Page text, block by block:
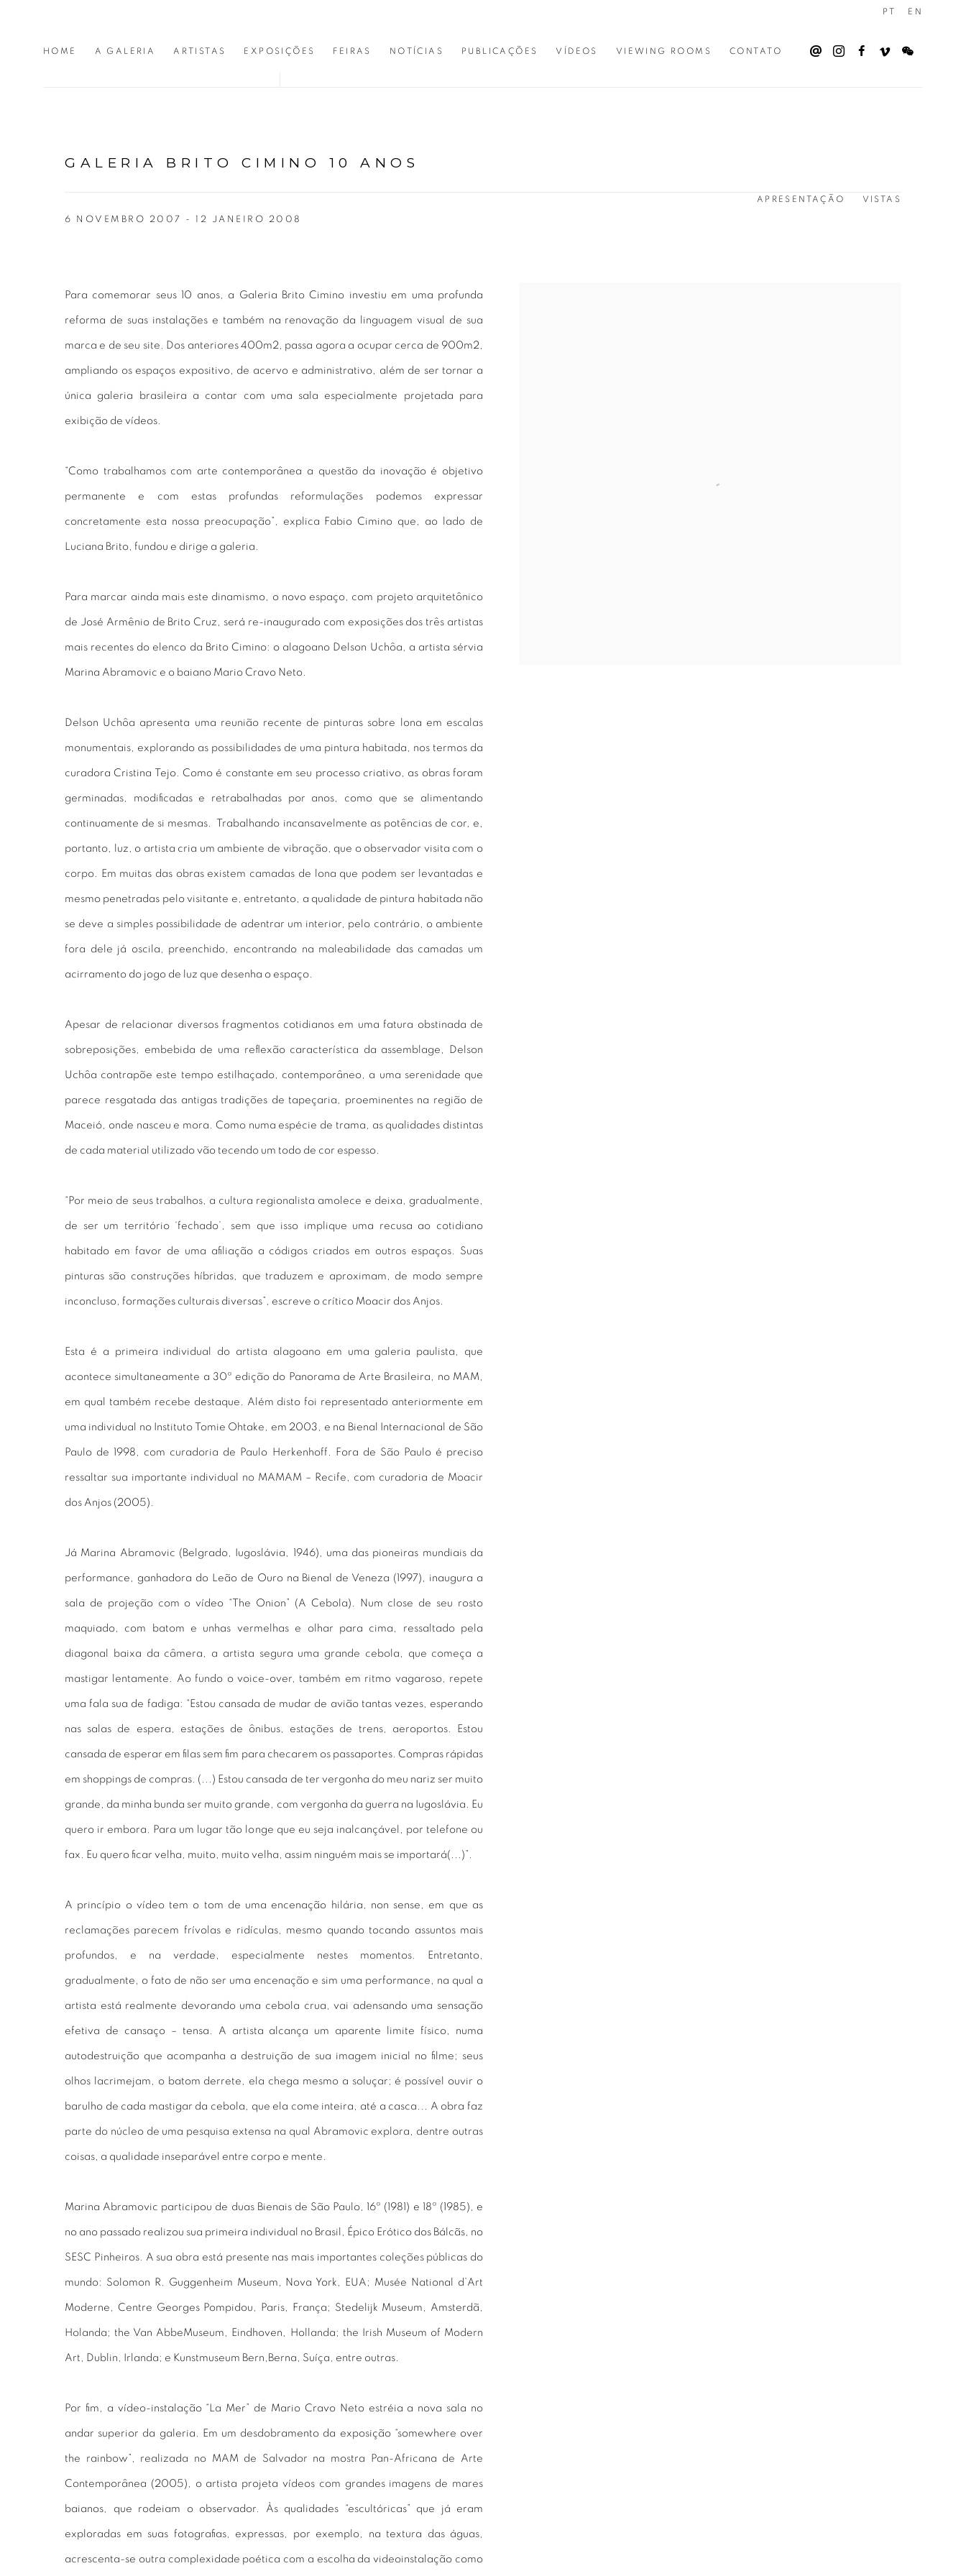
HOME A GALERIA ARTISTAS EXPOSIÇÕES FEIRAS NOTÍCIAS PUBLICAÇÕES VÍDEOS VIEWING ROOMS CONTATO
PT EN
GALERIA BRITO CIMINO 10 ANOS
6 NOVEMBRO 2007 - 12 JANEIRO 2008
APRESENTAÇÃO VISTAS
Para comemorar seus 10 anos, a Galeria Brito Cimino investiu em uma profunda
reforma de suas instalações e também na renovação da linguagem visual de sua
marca e de seu site. Dos anteriores 400m2, passa agora a ocupar cerca de 900m2,
ampliando os espaços expositivo, de acervo e administrativo, além de ser tornar a
única galeria brasileira a contar com uma sala especialmente projetada para
exibição de vídeos.
“Como trabalhamos com arte contemporânea a questão da inovação é objetivo
permanente e com estas profundas reformulações podemos expressar
concretamente esta nossa preocupação”, explica Fabio Cimino que, ao lado de
Luciana Brito, fundou e dirige a galeria.
Para marcar ainda mais este dinamismo, o novo espaço, com projeto arquitetônico
de José Armênio de Brito Cruz, será re-inaugurado com exposições dos três artistas
mais recentes do elenco da Brito Cimino: o alagoano Delson Uchôa, a artista sérvia
Marina Abramovic e o baiano Mario Cravo Neto.
Delson Uchôa apresenta uma reunião recente de pinturas sobre lona em escalas
monumentais, explorando as possibilidades de uma pintura habitada, nos termos da
curadora Cristina Tejo. Como é constante em seu processo criativo, as obras foram
germinadas, modificadas e retrabalhadas por anos, como que se alimentando
continuamente de si mesmas. Trabalhando incansavelmente as potências de cor, e,
portanto, luz, o artista cria um ambiente de vibração, que o observador visita com o
corpo. Em muitas das obras existem camadas de lona que podem ser levantadas e
mesmo penetradas pelo visitante e, entretanto, a qualidade de pintura habitada não
se deve a simples possibilidade de adentrar um interior, pelo contrário, o ambiente
fora dele já oscila, preenchido, encontrando na maleabilidade das camadas um
acirramento do jogo de luz que desenha o espaço.
Apesar de relacionar diversos fragmentos cotidianos em uma fatura obstinada de
sobreposições, embebida de uma reflexão característica da assemblage, Delson
Uchôa contrapõe este tempo estilhaçado, contemporâneo, a uma serenidade que
parece resgatada das antigas tradições de tapeçaria, proeminentes na região de
Maceió, onde nasceu e mora. Como numa espécie de trama, as qualidades distintas
de cada material utilizado vão tecendo um todo de cor espesso.
“Por meio de seus trabalhos, a cultura regionalista amolece e deixa, gradualmente,
de ser um território ‘fechado’, sem que isso implique uma recusa ao cotidiano
habitado em favor de uma afiliação a códigos criados em outros espaços. Suas
pinturas são construções híbridas, que traduzem e aproximam, de modo sempre
inconcluso, formações culturais diversas”, escreve o crítico Moacir dos Anjos.
Esta é a primeira individual do artista alagoano em uma galeria paulista, que
acontece simultaneamente a 30ª edição do Panorama de Arte Brasileira, no MAM,
em qual também recebe destaque. Além disto foi representado anteriormente em
uma individual no Instituto Tomie Ohtake, em 2003, e na Bienal Internacional de São
Paulo de 1998, com curadoria de Paulo Herkenhoff. Fora de São Paulo é preciso
ressaltar sua importante individual no MAMAM – Recife, com curadoria de Moacir
dos Anjos (2005).
Já Marina Abramovic (Belgrado, Iugoslávia, 1946), uma das pioneiras mundiais da
performance, ganhadora do Leão de Ouro na Bienal de Veneza (1997), inaugura a
sala de projeção com o vídeo “The Onion” (A Cebola). Num close de seu rosto
maquiado, com batom e unhas vermelhas e olhar para cima, ressaltado pela
diagonal baixa da câmera, a artista segura uma grande cebola, que começa a
mastigar lentamente. Ao fundo o voice-over, também em ritmo vagaroso, repete
uma fala sua de fadiga: “Estou cansada de mudar de avião tantas vezes, esperando
nas salas de espera, estações de ônibus, estações de trens, aeroportos. Estou
cansada de esperar em filas sem fim para checarem os passaportes. Compras rápidas
em shoppings de compras. (...) Estou cansada de ter vergonha do meu nariz ser muito
grande, da minha bunda ser muito grande, com vergonha da guerra na Iugoslávia. Eu
quero ir embora. Para um lugar tão longe que eu seja inalcançável, por telefone ou
fax. Eu quero ficar velha, muito, muito velha, assim ninguém mais se importará(...)”.
A princípio o vídeo tem o tom de uma encenação hilária, non sense, em que as
reclamações parecem frívolas e ridículas, mesmo quando tocando assuntos mais
profundos, e na verdade, especialmente nestes momentos. Entretanto,
gradualmente, o fato de não ser uma encenação e sim uma performance, na qual a
artista está realmente devorando uma cebola crua, vai adensando uma sensação
efetiva de cansaço – tensa. A artista alcança um aparente limite físico, numa
autodestruição que acompanha a destruição de sua imagem inicial no filme; seus
olhos lacrimejam, o batom derrete, ela chega mesmo a soluçar; é possível ouvir o
barulho de cada mastigar da cebola, que ela come inteira, até a casca... A obra faz
parte do núcleo de uma pesquisa extensa na qual Abramovic explora, dentre outras
coisas, a qualidade inseparável entre corpo e mente.
Marina Abramovic participou de duas Bienais de São Paulo, 16ª (1981) e 18ª (1985), e
no ano passado realizou sua primeira individual no Brasil, Épico Erótico dos Bálcãs, no
SESC Pinheiros. A sua obra está presente nas mais importantes coleções públicas do
mundo: Solomon R. Guggenheim Museum, Nova York, EUA; Musée National d’Art
Moderne, Centre Georges Pompidou, Paris, França; Stedelijk Museum, Amsterdã,
Holanda; the Van AbbeMuseum, Eindhoven, Hollanda; the Irish Museum of Modern
Art, Dublin, Irlanda; e Kunstmuseum Bern,Berna, Suíça, entre outras.
Por fim, a vídeo-instalação “La Mer” de Mario Cravo Neto estréia a nova sala no
andar superior da galeria. Em um desdobramento da exposição “somewhere over
the rainbow”, realizada no MAM de Salvador na mostra Pan-Africana de Arte
Contemporânea (2005), o artista projeta vídeos com grandes imagens de mares
baianos, que rodeiam o observador. Às qualidades “escultóricas” que já eram
exploradas em suas fotografias, expressas, por exemplo, na textura das águas,
acrescenta-se outra complexidade poética com a escolha da videoinstalação como